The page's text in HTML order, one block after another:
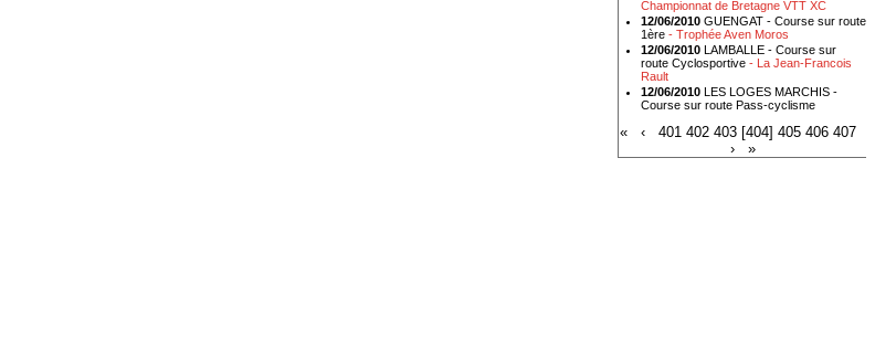
Championnat de Bretagne VTT XC
12/06/2010 GUENGAT - Course sur route
1ère - Trophée Aven Moros
12/06/2010 LAMBALLE - Course sur
route Cyclosportive - La Jean-Francois
Rault
12/06/2010 LES LOGES MARCHIS -
Course sur route Pass-cyclisme
« ‹ 401 402 403 [404] 405 406 407
›
»